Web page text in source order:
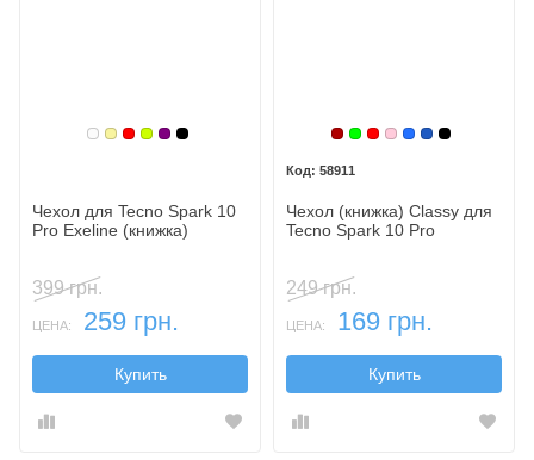
Белый
Золотой
Красный
Лайм
Фиолетовый, темный
Черный
Чехол для Tecno Spark 10
Pro Exeline (книжка)
399 грн.
ЦЕНА: 259 грн.
Купить
Бордовый
Зеленый
Красный
Розовый
Синий
Синий,
Черный
58911
Чехол (книжка) Classy для
Tecno Spark 10 Pro
249 грн.
ЦЕНА: 169 грн.
Купить